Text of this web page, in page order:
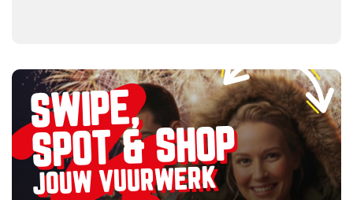
SWIPE,
SPOT & SHOP
JOUW VUURWERK